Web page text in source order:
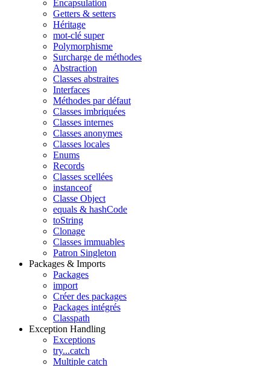
Encapsulation
Getters & setters
Héritage
mot-clé super
Polymorphisme
Surcharge de méthodes
Abstraction
Classes abstraites
Interfaces
Méthodes par défaut
Classes imbriquées
Classes internes
Classes anonymes
Classes locales
Enums
Records
Classes scellées
instanceof
Classe Object
equals & hashCode
toString
Clonage
Classes immuables
Patron Singleton
Packages & Imports
Packages
import
Créer des packages
Packages intégrés
Classpath
Exception Handling
Exceptions
try...catch
Multiple catch